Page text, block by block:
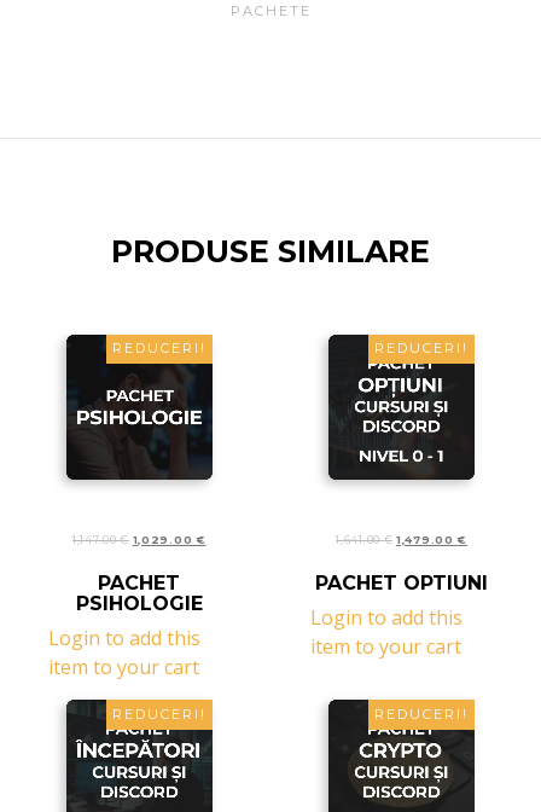
PACHETE
PRODUSE SIMILARE
REDUCERI!
1,147.00€ 1,029.00€
CITEȘTE MAI MULT
PACHET
PSIHOLOGIE
Login to add this
item to your cart
REDUCERI!
1,641.00€ 1,479.00€
CITEȘTE MAI MULT
PACHET OPTIUNI
Login to add this
item to your cart
REDUCERI! REDUCERI!